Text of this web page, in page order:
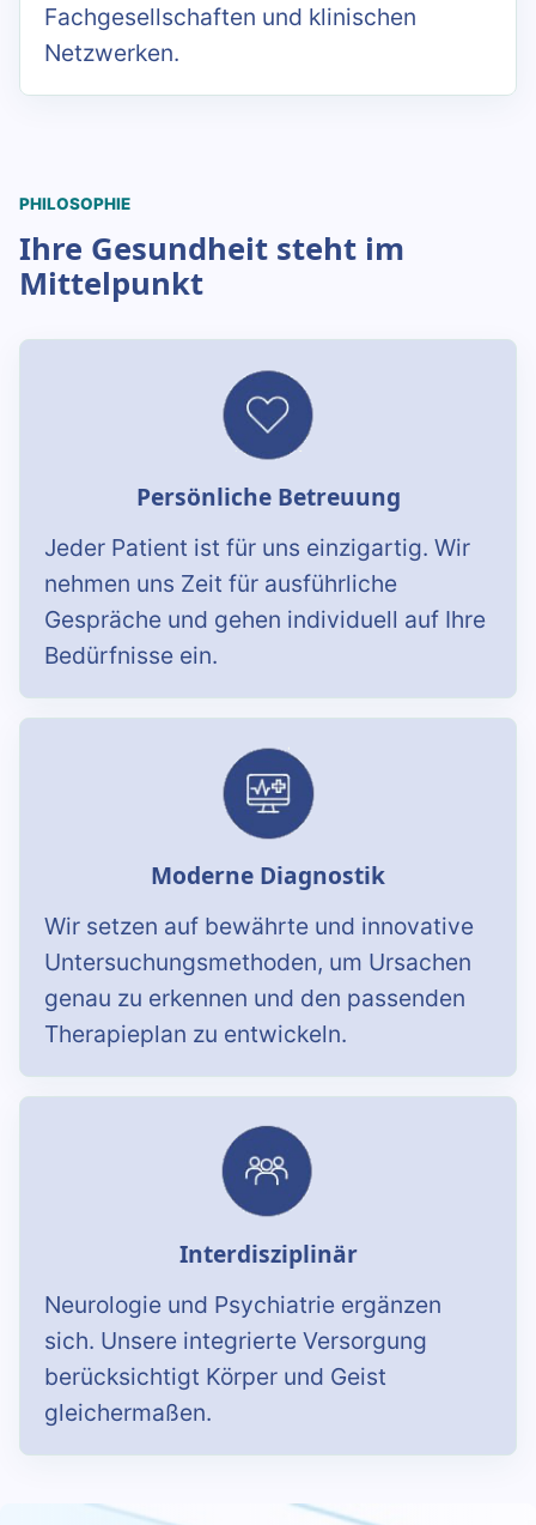
Fachgesellschaften und klinischen
Netzwerken.
PHILOSOPHIE
Ihre Gesundheit steht im
Mittelpunkt
Persönliche Betreuung
Jeder Patient ist für uns einzigartig. Wir
nehmen uns Zeit für ausführliche
Gespräche und gehen individuell auf Ihre
Bedürfnisse ein.
Moderne Diagnostik
Wir setzen auf bewährte und innovative
Untersuchungsmethoden, um Ursachen
genau zu erkennen und den passenden
Therapieplan zu entwickeln.
Interdisziplinär
Neurologie und Psychiatrie ergänzen
sich. Unsere integrierte Versorgung
berücksichtigt Körper und Geist
gleichermaßen.